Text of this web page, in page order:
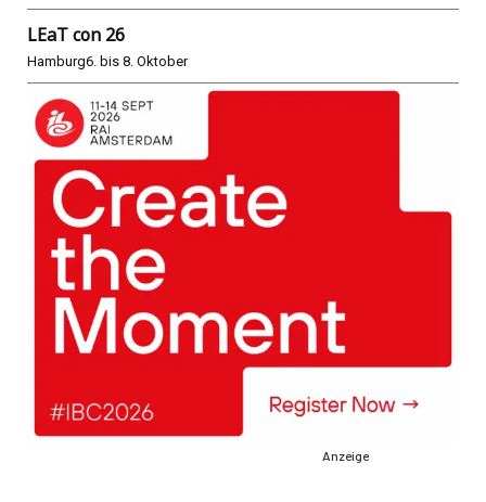
LEaT con 26
Hamburg6. bis 8. Oktober
Anzeige